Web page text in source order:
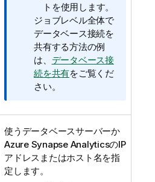
トを使用します。
ジョブレベル全体で
データベース接続を
共有する方法の例
は、 データベース接
続を共有をご覧くだ
さい。
使うデータベースサーバーか
Azure Synapse AnalyticsのIP
アドレスまたはホスト名を指
定します。